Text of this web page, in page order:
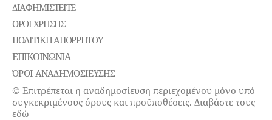
ΔΙΑΦΗΜΙΣΤΕΊΤΕ
ΌΡΟΙ ΧΡΉΣΗΣ
ΠΟΛΙΤΙΚΉ ΑΠΟΡΡΉΤΟΥ
ΕΠΙΚΟΙΝΩΝΊΑ
ΌΡΟΙ ΑΝΑΔΗΜΟΣΙΕΥΣΗΣ
© Επιτρέπεται η αναδημοσίευση περιεχομένου μόνο υπό
συγκεκριμένους όρους και προϋποθέσεις. Διαβάστε τους
εδώ